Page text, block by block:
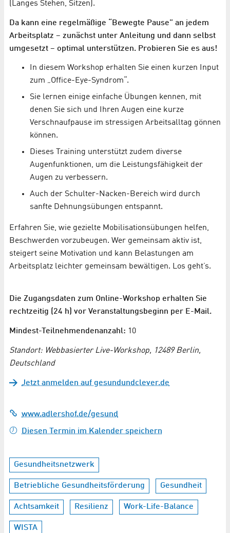
(Langes Stehen, Sitzen).
Da kann eine regelmäßige “Bewegte Pause” an jedem
Arbeitsplatz – zunächst unter Anleitung und dann selbst
umgesetzt – optimal unterstützen. Probieren Sie es aus!
In diesem Workshop erhalten Sie einen kurzen Input
zum „Office-Eye-Syndrom“.
Sie lernen einige einfache Übungen kennen, mit
denen Sie sich und Ihren Augen eine kurze
Verschnaufpause im stressigen Arbeitsalltag gönnen
können.
Dieses Training unterstützt zudem diverse
Augenfunktionen, um die Leistungsfähigkeit der
Augen zu verbessern.
Auch der Schulter-Nacken-Bereich wird durch
sanfte Dehnungsübungen entspannt.
Erfahren Sie, wie gezielte Mobilisationsübungen helfen,
Beschwerden vorzubeugen. Wer gemeinsam aktiv ist,
steigert seine Motivation und kann Belastungen am
Arbeitsplatz leichter gemeinsam bewältigen. Los geht’s.
Die Zugangsdaten zum Online-Workshop erhalten Sie
rechtzeitig (24 h) vor Veranstaltungsbeginn per E-Mail.
Mindest-Teilnehmendenanzahl: 10
Standort: Webbasierter Live-Workshop, 12489 Berlin,
Deutschland
Jetzt anmelden auf gesundundclever.de
www.adlershof.de/gesund
Diesen Termin im Kalender speichern
Gesundheitsnetzwerk
Betriebliche Gesundheitsförderung Gesundheit
Achtsamkeit Resilienz Work-Life-Balance
WISTA